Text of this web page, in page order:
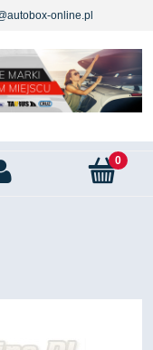
online.pl